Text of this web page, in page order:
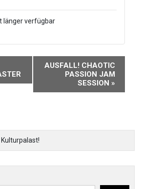
länger verfügbar
AUSFALL! CHAOTIC
PASSION JAM
SESSION »